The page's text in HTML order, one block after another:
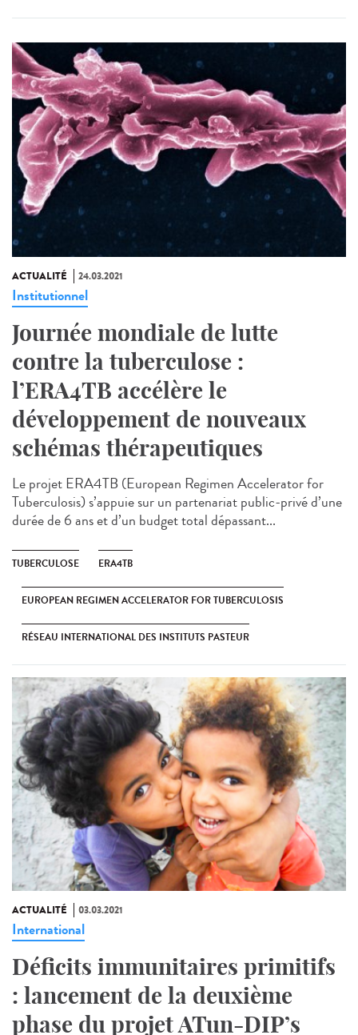
ACTUALITÉ 24.03.2021
Institutionnel
Journée mondiale de lutte
contre la tuberculose :
l’ERA4TB accélère le
développement de nouveaux
schémas thérapeutiques
Le projet ERA4TB (European Regimen Accelerator for
Tuberculosis) s’appuie sur un partenariat public-privé d’une
durée de 6 ans et d’un budget total dépassant...
TUBERCULOSE ERA4TB
EUROPEAN REGIMEN ACCELERATOR FOR TUBERCULOSIS
RÉSEAU INTERNATIONAL DES INSTITUTS PASTEUR
ACTUALITÉ 03.03.2021
International
Déficits immunitaires primitifs
: lancement de la deuxième
phase du projet ATun-DIP’s